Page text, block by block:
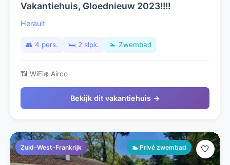
Vakantiehuis, Gloednieuw 2023!!!!
Herault
👥 4 pers. 🛏️ 2 slpk. 🏊 Zwembad
📶 WiFi❄️ Airco
Bekijk dit vakantiehuis →
Zuid-West-Frankrijk 🏊 Privé zwembad 🤍